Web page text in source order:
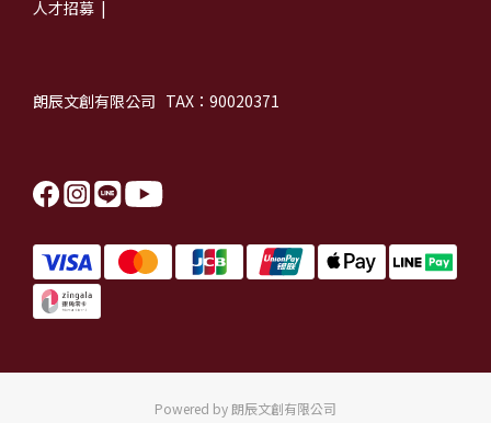
人才招募 |
朗辰文創有限公司 TAX：90020371
Powered by 朗辰文創有限公司